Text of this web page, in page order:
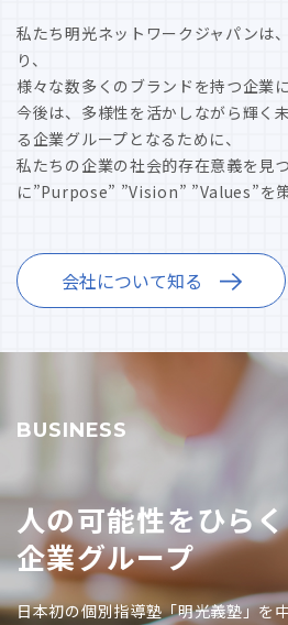
私たち明光ネットワークジャパンは
り、
様々な数多くのブランドを持つ企業
今後は、多様性を活かしながら輝く
る企業グループとなるために、
私たちの企業の社会的存在意義を見
に”Purpose” ”Vision” ”Values”を
会社について知る
BUSINESS
人の可能性をひらく
企業グループ
日本初の個別指導塾「明光義塾」を